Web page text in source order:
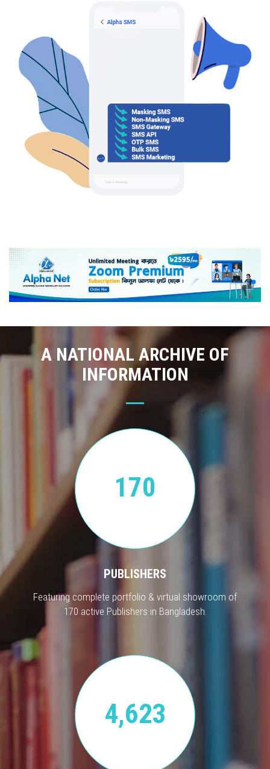
A NATIONAL ARCHIVE OF
INFORMATION
170
PUBLISHERS
Featuring complete portfolio & virtual showroom of
170 active Publishers in Bangladesh.
4,623